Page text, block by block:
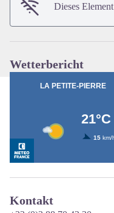
Dieses
Wetterbericht
Kontakt